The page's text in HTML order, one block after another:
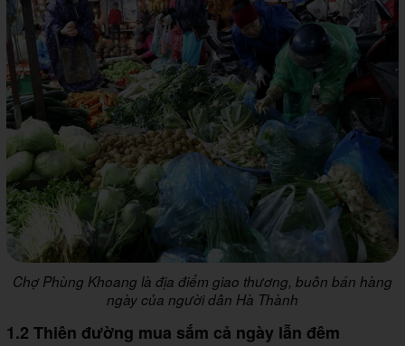
Chợ Phùng Khoang là địa điểm giao thương, buôn bán hàng
ngày của người dân Hà Thành
1.2 Thiên đường mua sắm cả ngày lẫn đêm